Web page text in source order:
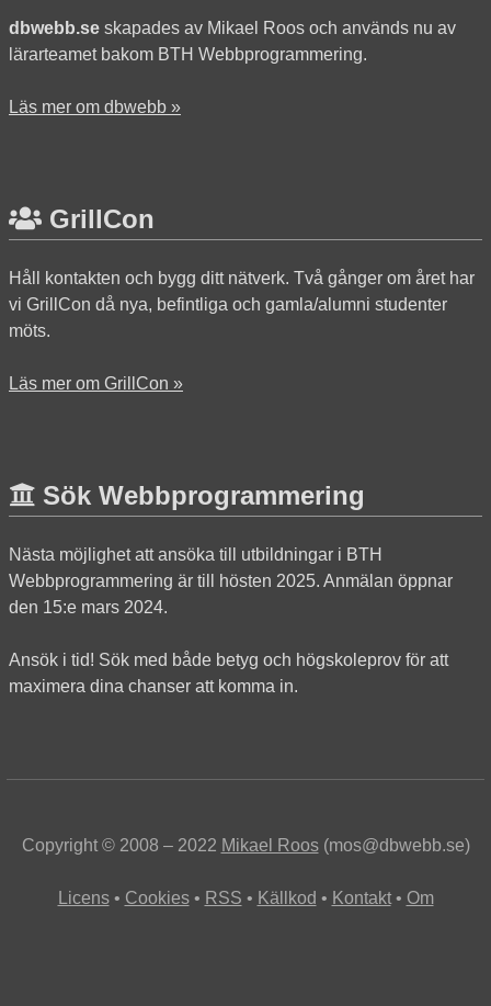
dbwebb.seskapades av Mikael Roos och används nu av
lärarteamet bakom BTH Webbprogrammering.
Läs mer om dbwebb »
GrillCon
Håll kontakten och bygg ditt nätverk. Två gånger om året har
vi GrillCon då nya, befintliga och gamla/alumni studenter
möts.
Läs mer om GrillCon »
Sök Webbprogrammering
Nästa möjlighet att ansöka till utbildningar i BTH
Webbprogrammering är till hösten 2025. Anmälan öppnar
den 15:e mars 2024.
Ansök i tid! Sök med både betyg och högskoleprov för att
maximera dina chanser att komma in.
Copyright © 2008 – 2022 Mikael Roos(mos@dbwebb.se)
Licens Cookies RSS Källkod Kontakt Om